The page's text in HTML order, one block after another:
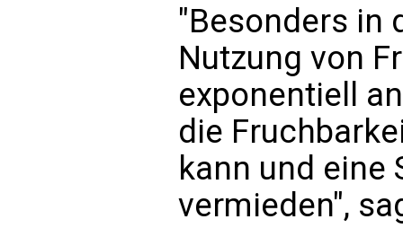
"Besonders in
Nutzung von
exponentiell
die
kann und
vermieden",